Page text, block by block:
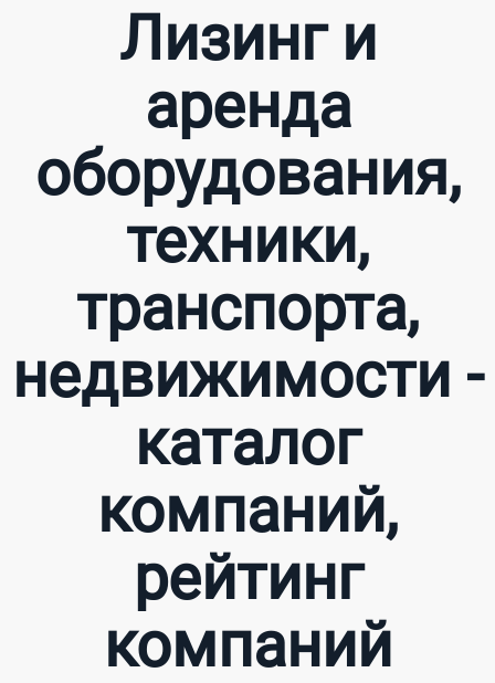
Лизинг и
аренда
оборудования,
техники,
транспорта,
недвижимости -
каталог
компаний,
рейтинг
компаний